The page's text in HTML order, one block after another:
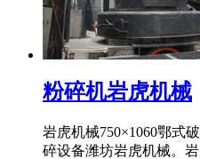
粉碎机岩虎机械
岩虎机械750×1060鄂式
碎设备潍坊岩虎机械。